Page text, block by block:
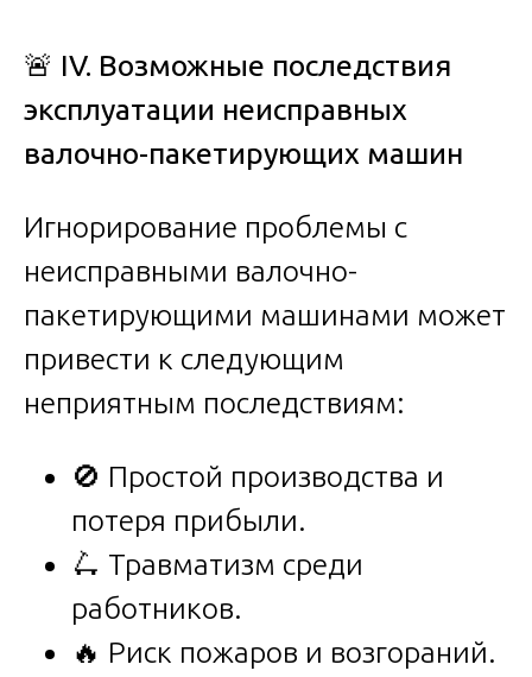
🚨 IV. Возможные последствия
эксплуатации неисправных
валочно-пакетирующих машин
Игнорирование проблемы с
неисправными валочно-
пакетирующими машинами может
привести к следующим
неприятным последствиям:
🚫 Простой производства и
потеря прибыли.
🛴 Травматизм среди
работников.
🔥 Риск пожаров и возгораний.